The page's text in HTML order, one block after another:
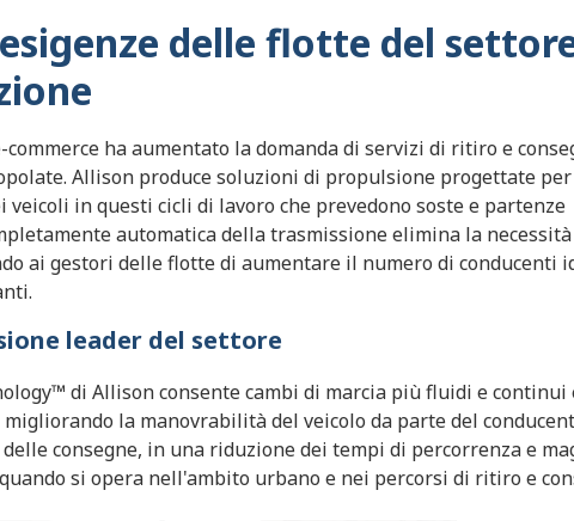
delle flotte del
ha aumentato la domanda di servizi di ritiro e
Allison produce soluzioni di propulsione progettate per
in questi cicli di lavoro che prevedono soste e partenze
automatica della trasmissione elimina la
ai gestori delle flotte di aumentare il numero di conducenti
leader del settore
di Allison consente cambi di marcia più fluidi e continui
la manovrabilità del veicolo da parte del
consegne, in una riduzione dei tempi di percorrenza e
si opera nell'ambito urbano e nei percorsi di ritiro e